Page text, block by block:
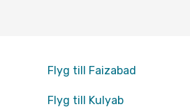
Flyg till Faizabad
Flyg till Kulyab